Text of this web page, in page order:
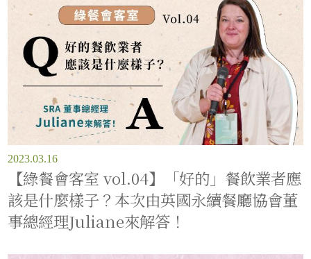
2023.03.16
【綠餐會客室 vol.04】「好的」餐飲業者應
該是什麼樣子？本次由英國永續餐廳協會董
事總經理Juliane來解答！